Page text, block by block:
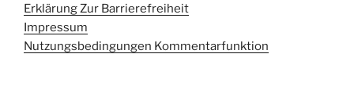
Erklärung Zur Barrierefreiheit
Impressum
Nutzungsbedingungen Kommentarfunktion